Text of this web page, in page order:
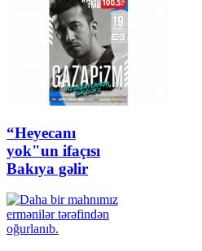
“Heyecanı
yok"un ifaçısı
Bakıya gəlir